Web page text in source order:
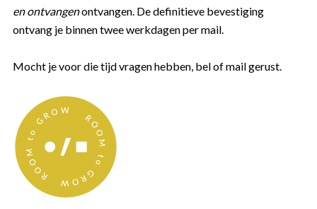
en ontvangenontvangen. De definitieve bevestiging
ontvang je binnen twee werkdagen per mail.
Mocht je voor die tijd vragen hebben, bel of mail gerust.